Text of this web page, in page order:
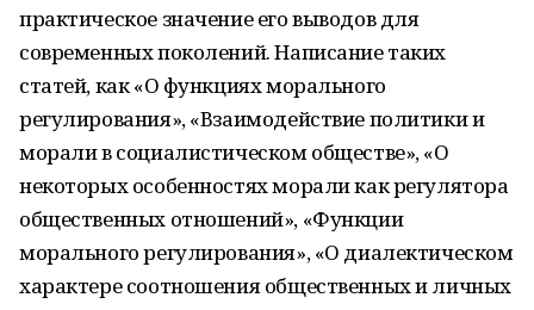
практическое значение его выводов для
современных поколений. Написание таких
статей, как «О функциях морального
регулирования», «Взаимодействие политики и
морали в социалистическом обществе», «О
некоторых особенностях морали как регулятора
общественных отношений», «Функции
морального регулирования», «О диалектическом
характере соотношения общественных и личных